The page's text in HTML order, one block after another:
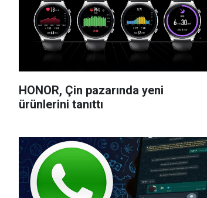
HONOR, Çin pazarında yeni
ürünlerini tanıttı